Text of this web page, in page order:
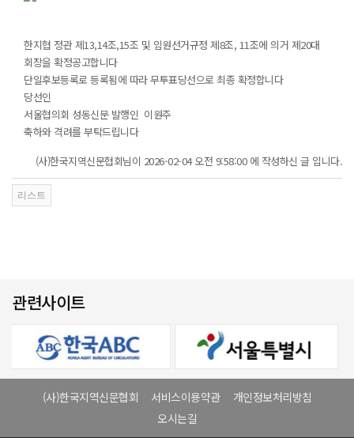
한지협 정관 제13,14조,15조 및 임원선거규정 제8조, 11조에 의거 제20대
회장을 확정공고합니다
단일후보등록로 등록됨에 따라 무투표당선으로 최종 확정합니다
당선인
서울협의회 성동신문 발행인 이원주
축하와 격려를 부탁드립니다
(사)한국지역신문협회님이 2026-02-04 오전 9:58:00 에 작성하신 글 입니다.
관련사이트
(사)한국지역신문협회 서비스이용약관
개인정보처리방침
오시는길